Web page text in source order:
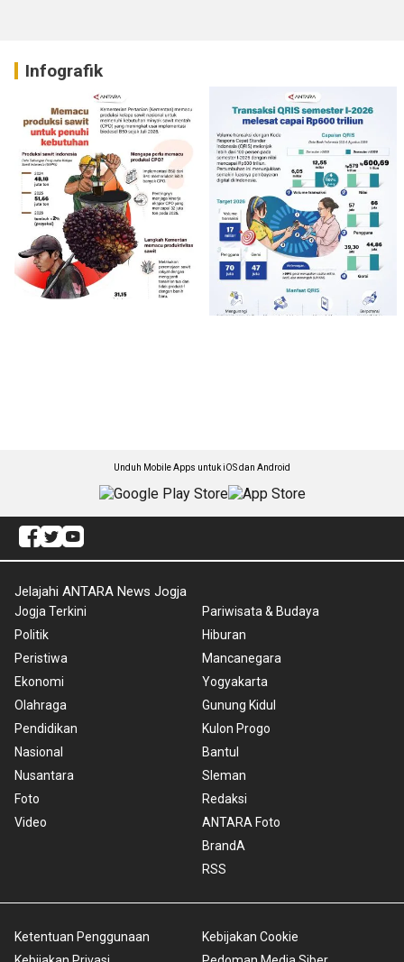
Infografik
Unduh Mobile Apps untuk iOS dan Android
Jelajahi ANTARA News Jogja
Jogja Terkini
Politik
Peristiwa
Ekonomi
Olahraga
Pendidikan
Nasional
Nusantara
Foto
Video
Pariwisata & Budaya
Hiburan
Mancanegara
Yogyakarta
Gunung Kidul
Kulon Progo
Bantul
Sleman
Redaksi
ANTARA Foto
BrandA
RSS
Ketentuan Penggunaan
Kebijakan Cookie